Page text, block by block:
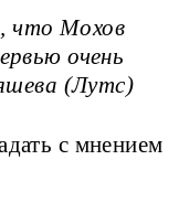
что Мохов
очень
(Лутс)
с мнением